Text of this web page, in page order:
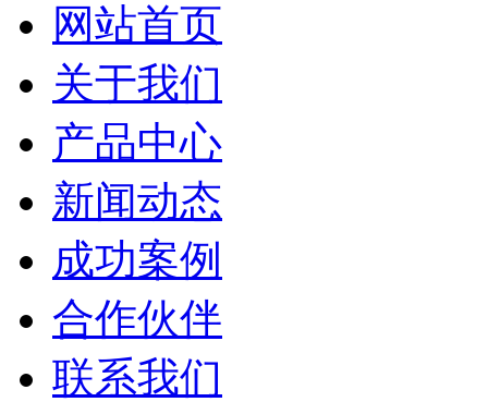
网站首页
关于我们
产品中心
新闻动态
成功案例
合作伙伴
联系我们